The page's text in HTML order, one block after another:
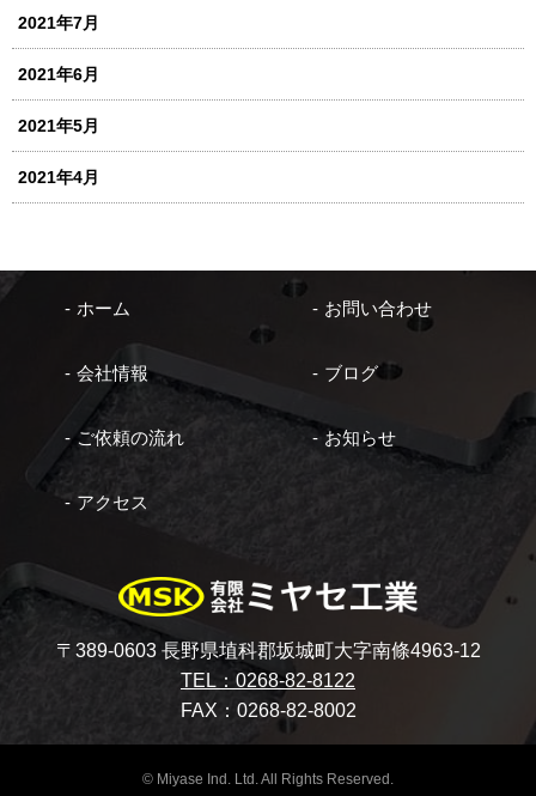
2021年7月
2021年6月
2021年5月
2021年4月
ホーム
会社情報
ご依頼の流れ
アクセス
お問い合わせ
ブログ
お知らせ
〒389-0603 長野県埴科郡坂城町大字南條4963-12
TEL：0268-82-8122
FAX：0268-82-8002
© Miyase Ind. Ltd. All Rights Reserved.